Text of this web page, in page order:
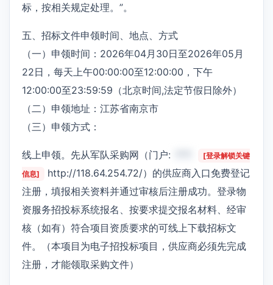
标，按相关规定处理。”。
五、招标文件申领时间、地点、方式
（一）申领时间：2026年04月30日至2026年05月
22日，每天上午00:00:00至12:00:00，下午
12:00:00至23:59:59（北京时间,法定节假日除外）
（二）申领地址：江苏省南京市
（三）申领方式：
线上申领。先从军队采购网（门户:
[登录解锁关键
信息]
http://118.64.254.72/）的供应商入口免费登记
注册，填报相关资料并通过审核后注册成功。登录物
资服务招投标系统报名、按要求提交报名材料、经审
核（如有）符合项目资质要求的可线上下载招标文
件。（本项目为电子招投标项目，供应商必须先完成
注册，才能领取采购文件）